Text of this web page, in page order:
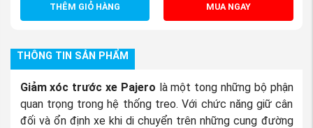
THÊM GIỎ HÀNG MUA NGAY
THÔNG TIN SẢN PHẨM
Giảm xóc trước xe Pajero là một tong những bộ phận
quan trọng trong hệ thống treo. Với chức năng giữ cân
đối và ổn định xe khi di chuyển trên những cung đường